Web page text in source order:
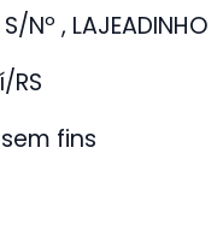
Nº , LAJEADINHO
fins